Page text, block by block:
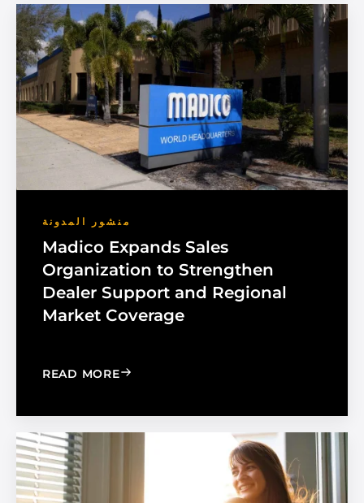
منشور المدونة
Madico Expands Sales
Organization to Strengthen
Dealer Support and Regional
Market Coverage
READ MORE: MADICO EXPANDS SALES